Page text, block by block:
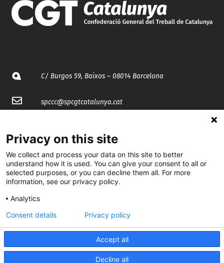
C/ Burgos 59, Baixos – 08014 Barcelona
spccc@spcgtcatalunya.cat
@CGTCatalunya
cgtcatalunya
cgtcatalunya
Desenvolupat per
Privacy on this site
We collect and process your data on this site to better
understand how it is used. You can give your consent to all or
selected purposes, or you can decline them all. For more
information, see our privacy policy.
Analytics
Accept all
Decline all
Consent details Privacy policy